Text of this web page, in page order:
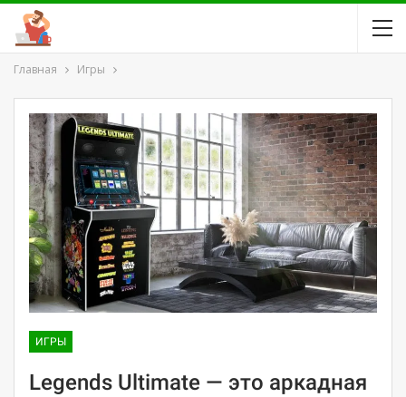
Главная Игры
ИГРЫ
Legends Ultimate — это аркадная